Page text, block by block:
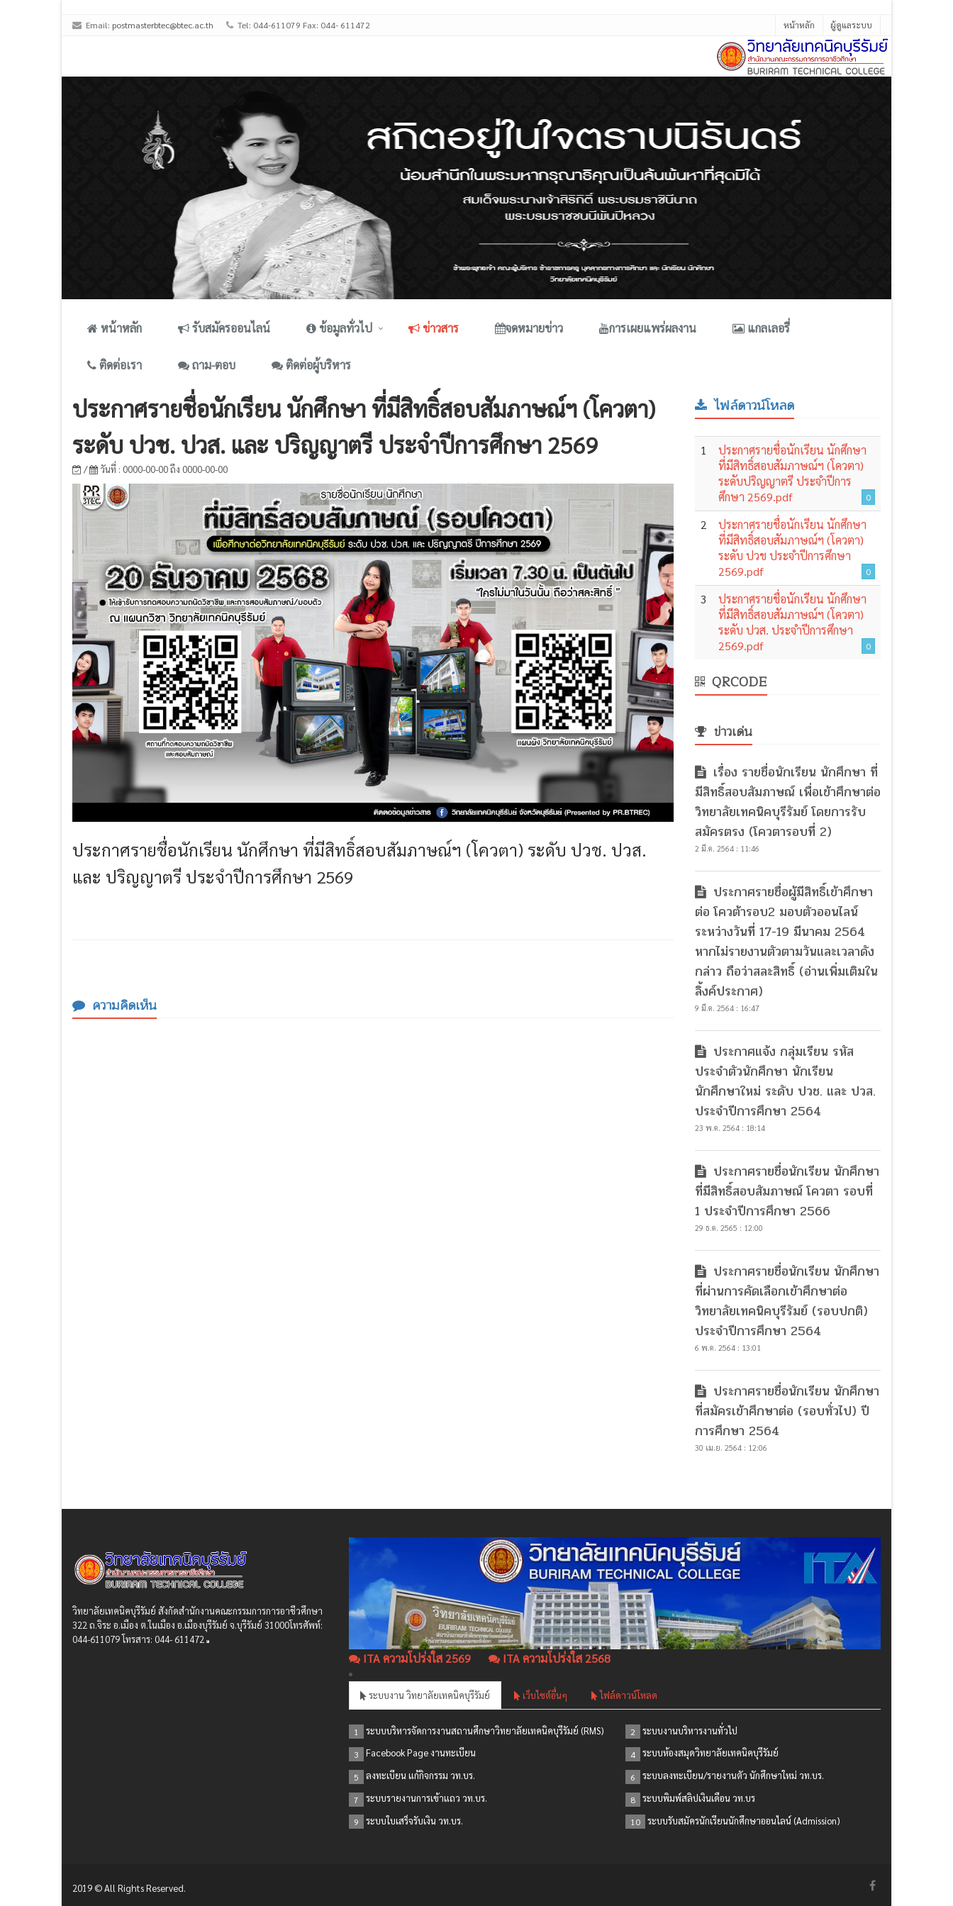
Email: postmasterbtec@btec.ac.th Tel: 044-611079 Fax: 044- 611472 หน้าหลัก ผู้ดูแลระบบ
หน้าหลัก รับสมัครออนไลน์ ข้อมูลทั่วไป ข่าวสาร จดหมายข่าว การเผยแพร่ผลงาน แกลเลอรี่
ติดต่อเรา ถาม-ตอบ ติดต่อผู้บริหาร
ประกาศรายชื่อนักเรียน นักศึกษา ที่มีสิทธิ์สอบสัมภาษณ์ฯ (โควตา)
ระดับ ปวช. ปวส. และ ปริญญาตรี ประจำปีการศึกษา 2569
/ วันที่ : 0000-00-00 ถึง 0000-00-00
ประกาศรายชื่อนักเรียน นักศึกษา ที่มีสิทธิ์สอบสัมภาษณ์ฯ (โควตา) ระดับ ปวช. ปวส.
และ ปริญญาตรี ประจำปีการศึกษา 2569
ความคิดเห็น
ไฟล์ดาวน์โหลด
1
ประกาศรายชื่อนักเรียน นักศึกษา
ที่มีสิทธิ์สอบสัมภาษณ์ฯ (โควตา)
ระดับปริญญาตรี ประจำปีการ
ศึกษา 2569.pdf
0
2
ประกาศรายชื่อนักเรียน นักศึกษา
ที่มีสิทธิ์สอบสัมภาษณ์ฯ (โควตา)
ระดับ ปวช ประจำปีการศึกษา
2569.pdf
0
3
ประกาศรายชื่อนักเรียน นักศึกษา
ที่มีสิทธิ์สอบสัมภาษณ์ฯ (โควตา)
ระดับ ปวส. ประจำปีการศึกษา
2569.pdf
0
QRCODE
ข่าวเด่น
เรื่อง รายชื่อนักเรียน นักศึกษา ที่
มีสิทธิ์สอบสัมภาษณ์ เพื่อเข้าศึกษาต่อ
วิทยาลัยเทคนิคบุรีรัมย์ โดยการรับ
สมัครตรง (โควตารอบที่ 2)
2 มี.ค. 2564 : 11:46
ประกาศรายชื่อผู้มีสิทธิ์เข้าศึกษา
ต่อ โควต้ารอบ2 มอบตัวออนไลน์
ระหว่างวันที่ 17-19 มีนาคม 2564
หากไม่รายงานตัวตามวันและเวลาดัง
กล่าว ถือว่าสละสิทธิ์ (อ่านเพิ่มเติมใน
ลิ้งค์ประกาศ)
9 มี.ค. 2564 : 16:47
ประกาศแจ้ง กลุ่มเรียน รหัส
ประจำตัวนักศึกษา นักเรียน
นักศึกษาใหม่ ระดับ ปวช. และ ปวส.
ประจำปีการศึกษา 2564
23 พ.ค. 2564 : 18:14
ประกาศรายชื่อนักเรียน นักศึกษา
ที่มีสิทธิ์สอบสัมภาษณ์ โควตา รอบที่
1 ประจำปีการศึกษา 2566
29 ธ.ค. 2565 : 12:00
ประกาศรายชื่อนักเรียน นักศึกษา
ที่ผ่านการคัดเลือกเข้าศึกษาต่อ
วิทยาลัยเทคนิคบุรีรัมย์ (รอบปกติ)
ประจำปีการศึกษา 2564
6 พ.ค. 2564 : 13:01
ประกาศรายชื่อนักเรียน นักศึกษา
ที่สมัครเข้าศึกษาต่อ (รอบทั่วไป) ปี
การศึกษา 2564
30 เม.ย. 2564 : 12:06
วิทยาลัยเทคนิคบุรีรัมย์ สังกัดสํานักงานคณะกรรมการการอาชีวศึกษา
322 ถ.จิระ อ.เมือง ต.ในเมือง อ.เมืองบุรีรัมย์ จ.บุรีรัมย์ 31000โทรศัพท์:
044-611079 โทรสาร: 044- 611472
ITA ความโปร่งใส 2569 ITA ความโปร่งใส 2568
ระบบงาน วิทยาลัยเทคนิคบุรีรัมย์ เว็บไซต์อื่นๆ ไฟล์ดาวน์โหลด
1 ระบบบริหารจัดการงานสถานศึกษาวิทยาลัยเทคนิคบุรีรัมย์ (RMS) 2 ระบบงานบริหารงานทั่วไป
3 Facebook Page งานทะเบียน 4 ระบบห้องสมุดวิทยาลัยเทคนิคบุรีรัมย์
5 ลงทะเบียน แก้กิจกรรม วท.บร. 6 ระบบลงทะเบียน/รายงานตัว นักศึกษาใหม่ วท.บร.
7 ระบบรายงานการเข้าแถว วท.บร. 8 ระบบพิมพ์สลิปเงินเดือน วท.บร
9 ระบบใบเสร็จรับเงิน วท.บร. 10 ระบบรับสมัครนักเรียนนักศึกษาออนไลน์ (Admission)
2019 © All Rights Reserved.